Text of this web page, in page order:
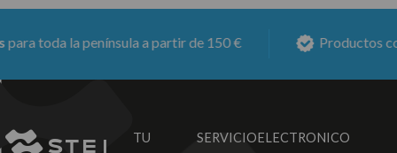
toda la península a partir de 150 € Productos con
TU SERVICIOELECTRONICO